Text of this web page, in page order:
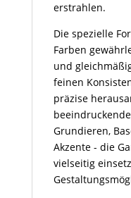
erstrahlen.
Die spezielle
Farben
und
feinen
präzise
Grundieren,
Akzente - die
vielseitig